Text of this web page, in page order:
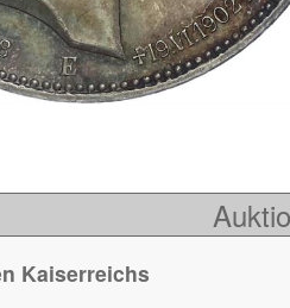
Kaiserreichs